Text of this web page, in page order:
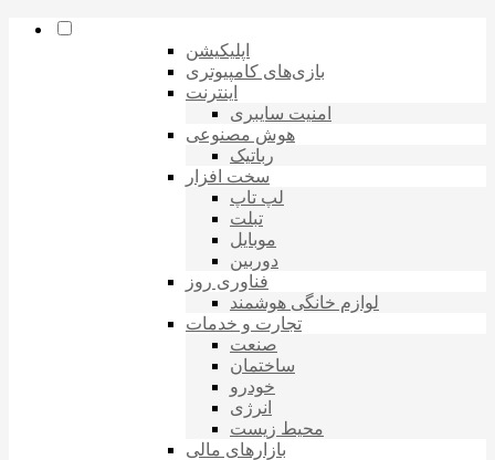
اپلیکیشن
بازی‌های کامپیوتری
اینترنت
امنیت سایبری
هوش مصنوعی
رباتیک
سخت افزار
لپ تاپ
تبلت
موبایل
دوربین
فناوری روز
لوازم خانگی هوشمند
تجارت و خدمات
صنعت
ساختمان
خودرو
انرژی
محیط زیست
بازارهای مالی